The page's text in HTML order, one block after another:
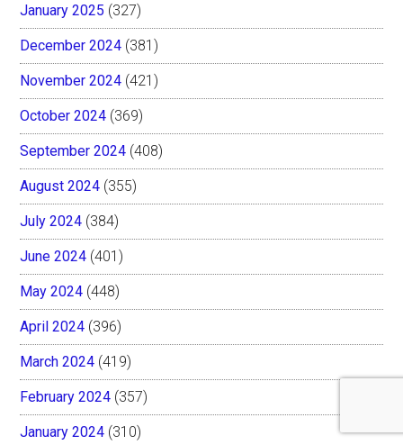
January 2025 (327)
December 2024 (381)
November 2024 (421)
October 2024 (369)
September 2024 (408)
August 2024 (355)
July 2024 (384)
June 2024 (401)
May 2024 (448)
April 2024 (396)
March 2024 (419)
February 2024 (357)
January 2024 (310)